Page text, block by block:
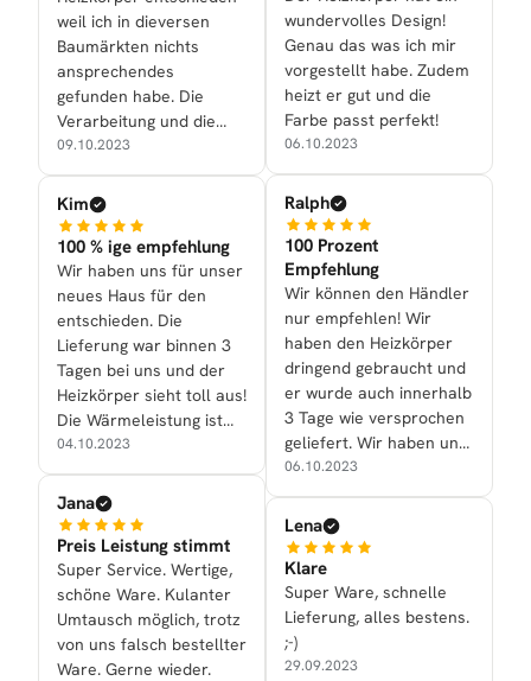
weil ich in dieversen
Baumärkten nichts
ansprechendes
gefunden habe. Die
Verarbeitung und die
Optik überzeugen
vollauf.
09.10.2023
Kim
100 % ige empfehlung
Wir haben uns für unser
neues Haus für den
entschieden. Die
Lieferung war binnen 3
Tagen bei uns und der
Heizkörper sieht toll aus!
Die Wärmeleistung ist
ebenfalls gut.
04.10.2023
Jana
Preis Leistung stimmt
Super Service. Wertige,
schöne Ware. Kulanter
Umtausch möglich, trotz
von uns falsch bestellter
Ware. Gerne wieder.
wundervolles Design!
Genau das was ich mir
vorgestellt habe. Zudem
heizt er gut und die
Farbe passt perfekt!
06.10.2023
Ralph
100 Prozent
Empfehlung
Wir können den Händler
nur empfehlen! Wir
haben den Heizkörper
dringend gebraucht und
er wurde auch innerhalb
3 Tage wie versprochen
geliefert. Wir haben uns
für den Alrona in
Anthrazit entschieden.
Super schönes Design
und heizt auch gut!
06.10.2023
Lena
Klare
Super Ware, schnelle
Lieferung, alles bestens.
;-)
29.09.2023